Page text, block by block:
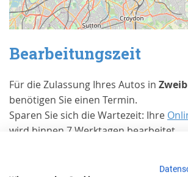
Bearbeitungszeit
Für die Zulassung Ihres Autos in
benötigen Sie einen Termin.
Sparen Sie sich die Wartezeit: Ihre
wird binnen 7 Werktagen bearbeitet.